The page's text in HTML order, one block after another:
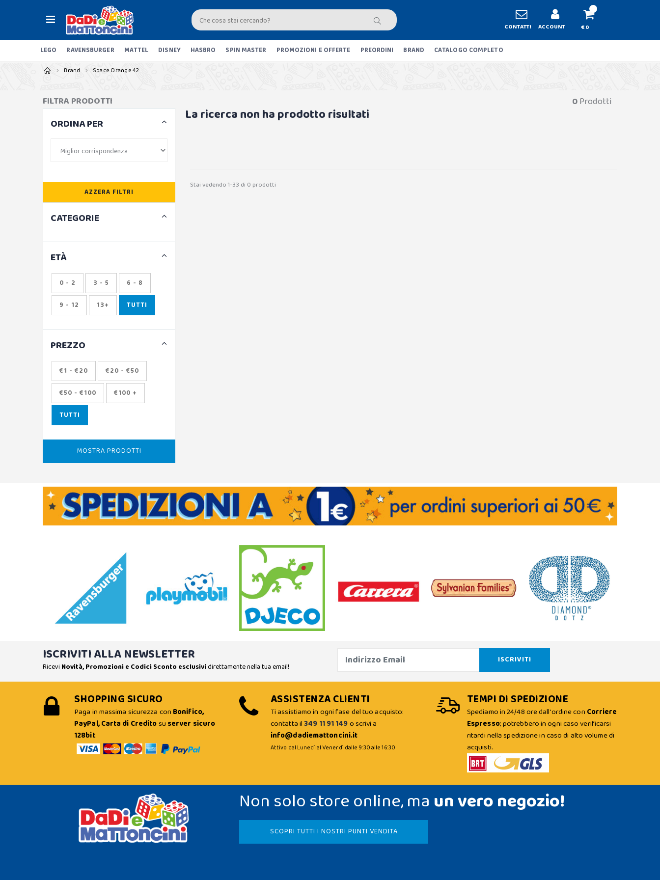
CONTATTI ACCOUNT € 0
LEGO RAVENSBURGER MATTEL DISNEY HASBRO SPIN MASTER PROMOZIONI E OFFERTE PREORDINI BRAND CATALOGO COMPLETO
Brand Space Orange 42
0Prodotti
La ricerca non ha prodotto risultati
Stai vedendo 1-33 di 0 prodotti
FILTRA PRODOTTI
ORDINA PER
AZZERA FILTRI
CATEGORIE
ETÀ
0 - 2 3 - 5 6 - 8
9 - 12 13+ TUTTI
PREZZO
€1 - €20 €20 - €50
€50 - €100 €100 +
TUTTI
MOSTRA PRODOTTI
ISCRIVITI ALLA NEWSLETTER
Ricevi Novità, Promozioni e Codici Sconto esclusividirettamente nella tua email!
SHOPPING SICURO
Paga in massima sicurezza con Bonifico,
PayPal, Carta di Creditosu server sicuro
128bit.
ASSISTENZA CLIENTI
Ti assistiamo in ogni fase del tuo acquisto:
contatta il349 11 91 149o scrivi a
info@dadiemattoncini.it
Attivo dal Lunedì al Venerdì dalle 9:30 alle 16:30
TEMPI DI SPEDIZIONE
Spediamo in 24/48 ore dall'ordine con Corriere
Espresso; potrebbero in ogni caso verificarsi
ritardi nella spedizione in caso di alto volume di
acquisti.
Non solo store online, ma un vero negozio!
SCOPRI TUTTI I NOSTRI PUNTI VENDITA